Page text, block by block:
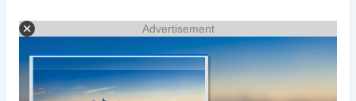
Advertisement